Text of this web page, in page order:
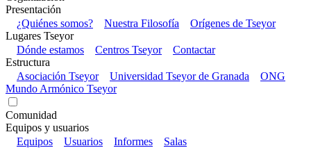
Presentación
¿Quiénes somos?
Nuestra Filosofía
Orígenes de Tseyor
Lugares Tseyor
Dónde estamos
Centros Tseyor
Contactar
Estructura
Asociación Tseyor
Universidad Tseyor de Granada
ONG
Mundo Armónico Tseyor
Comunidad
Equipos y usuarios
Equipos
Usuarios Informes
Salas